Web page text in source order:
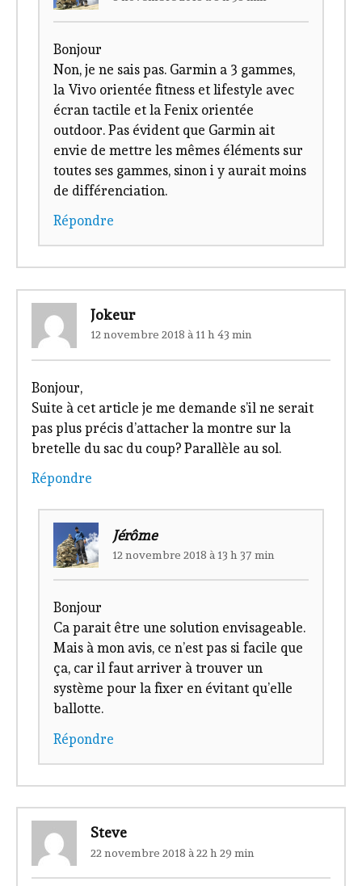
Bonjour
Non, je ne sais pas. Garmin a 3 gammes,
la Vivo orientée fitness et lifestyle avec
écran tactile et la Fenix orientée
outdoor. Pas évident que Garmin ait
envie de mettre les mêmes éléments sur
toutes ses gammes, sinon i y aurait moins
de différenciation.
Répondre
Jokeur
12 novembre 2018 à 11 h 43 min
Bonjour,
Suite à cet article je me demande s’il ne serait
pas plus précis d’attacher la montre sur la
bretelle du sac du coup? Parallèle au sol.
Répondre
Jérôme
12 novembre 2018 à 13 h 37 min
Bonjour
Ca parait être une solution envisageable.
Mais à mon avis, ce n’est pas si facile que
ça, car il faut arriver à trouver un
système pour la fixer en évitant qu’elle
ballotte.
Répondre
Steve
22 novembre 2018 à 22 h 29 min